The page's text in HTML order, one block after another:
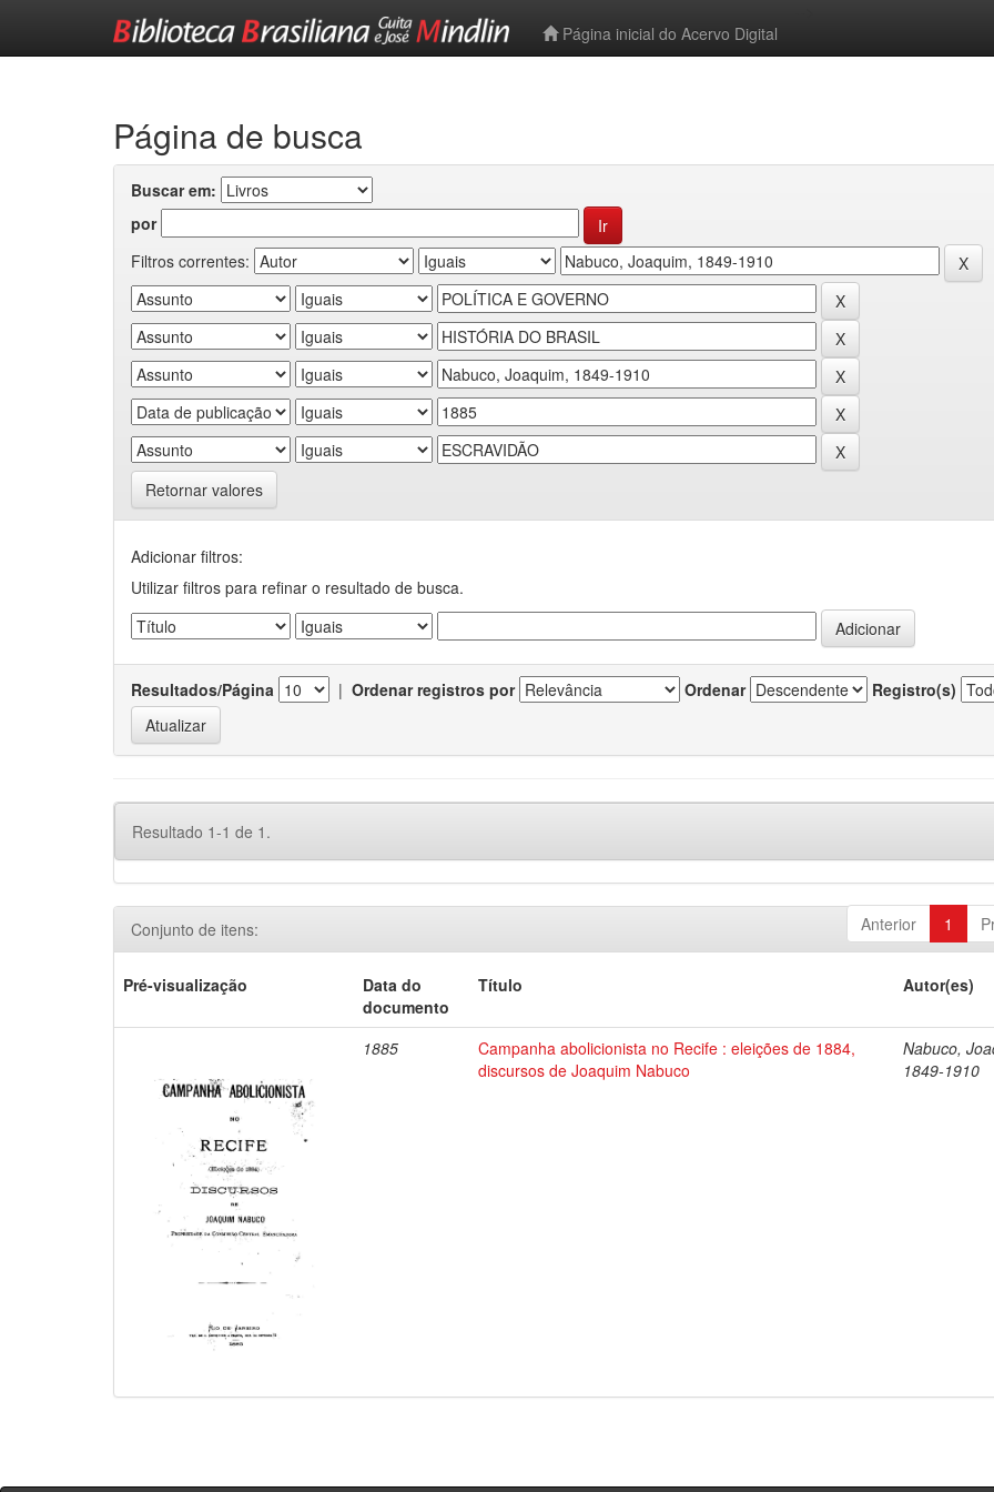
Página inicial do Acervo Digital
Página de busca
Buscar em:
por
Filtros correntes:
Retornar valores
Adicionar filtros:
Utilizar filtros para refinar o resultado de busca.
Resultados/Página | Ordenar registros por Ordenar Registro(s)
Resultado 1-1 de 1.
Anterior 1
Conjunto de itens:
Pré-visualização
Data do
documento
Título Autor(es)
1885
Campanha abolicionista no Recife : eleições de 1884,
discursos de Joaquim Nabuco
Nabuco,
1849-1910